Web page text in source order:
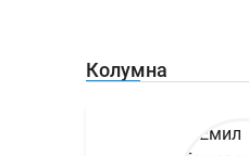
Колумна